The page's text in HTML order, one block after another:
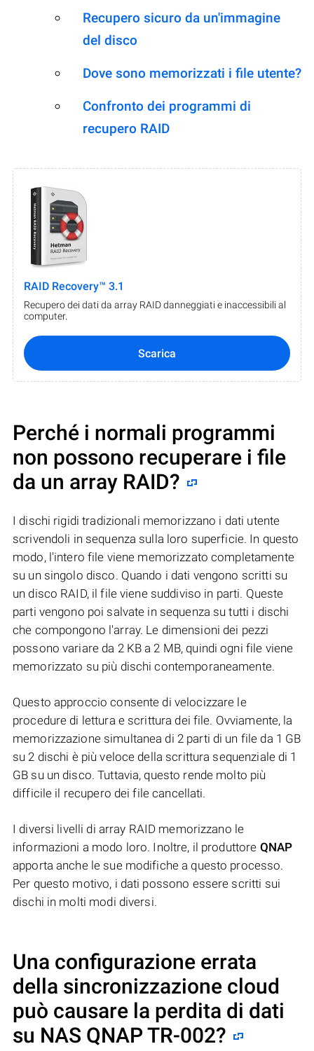
Recupero sicuro da un'immagine
del disco
Dove sono memorizzati i file utente?
Confronto dei programmi di
recupero RAID
RAID Recovery™ 3.1
Recupero dei dati da array RAID danneggiati e inaccessibili al
computer.
Scarica
Perché i normali programmi
non possono recuperare i file
da un array RAID?
I dischi rigidi tradizionali memorizzano i dati utente
scrivendoli in sequenza sulla loro superficie. In questo
modo, l'intero file viene memorizzato completamente
su un singolo disco. Quando i dati vengono scritti su
un disco RAID, il file viene suddiviso in parti. Queste
parti vengono poi salvate in sequenza su tutti i dischi
che compongono l'array. Le dimensioni dei pezzi
possono variare da 2 KB a 2 MB, quindi ogni file viene
memorizzato su più dischi contemporaneamente.
Questo approccio consente di velocizzare le
procedure di lettura e scrittura dei file. Ovviamente, la
memorizzazione simultanea di 2 parti di un file da 1 GB
su 2 dischi è più veloce della scrittura sequenziale di 1
GB su un disco. Tuttavia, questo rende molto più
difficile il recupero dei file cancellati.
I diversi livelli di array RAID memorizzano le
informazioni a modo loro. Inoltre, il produttore QNAP
apporta anche le sue modifiche a questo processo.
Per questo motivo, i dati possono essere scritti sui
dischi in molti modi diversi.
Una configurazione errata
della sincronizzazione cloud
può causare la perdita di dati
su NAS QNAP TR-002?